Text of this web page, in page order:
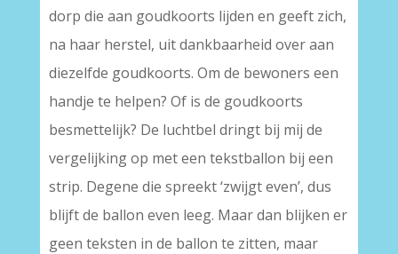
dorp die aan goudkoorts lijden en geeft zich,
na haar herstel, uit dankbaarheid over aan
diezelfde goudkoorts. Om de bewoners een
handje te helpen? Of is de goudkoorts
besmettelijk? De luchtbel dringt bij mij de
vergelijking op met een tekstballon bij een
strip. Degene die spreekt ‘zwijgt even’, dus
blijft de ballon even leeg. Maar dan blijken er
geen teksten in de ballon te zitten, maar